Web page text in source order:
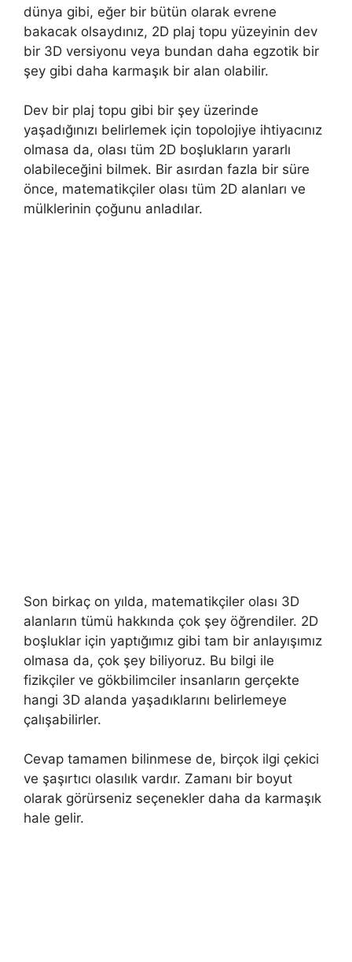
dünya gibi, eğer bir bütün olarak evrene
bakacak olsaydınız, 2D plaj topu yüzeyinin dev
bir 3D versiyonu veya bundan daha egzotik bir
şey gibi daha karmaşık bir alan olabilir.
Dev bir plaj topu gibi bir şey üzerinde
yaşadığınızı belirlemek için topolojiye ihtiyacınız
olmasa da, olası tüm 2D boşlukların yararlı
olabileceğini bilmek. Bir asırdan fazla bir süre
önce, matematikçiler olası tüm 2D alanları ve
mülklerinin çoğunu anladılar.
Son birkaç on yılda, matematikçiler olası 3D
alanların tümü hakkında çok şey öğrendiler. 2D
boşluklar için yaptığımız gibi tam bir anlayışımız
olmasa da, çok şey biliyoruz. Bu bilgi ile
fizikçiler ve gökbilimciler insanların gerçekte
hangi 3D alanda yaşadıklarını belirlemeye
çalışabilirler.
Cevap tamamen bilinmese de, birçok ilgi çekici
ve şaşırtıcı olasılık vardır. Zamanı bir boyut
olarak görürseniz seçenekler daha da karmaşık
hale gelir.